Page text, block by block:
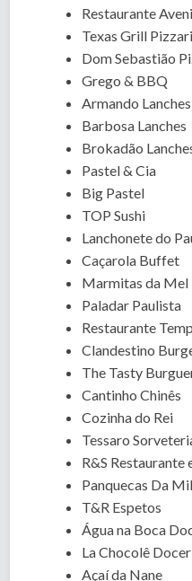
Restaurante
Texas Grill
Dom Sebastião
Grego & BBQ
Armando Lanches
Barbosa Lanches
Brokadão
Pastel & Cia
Big Pastel
TOP Sushi
Lanchonete do
Caçarola Buffet
Marmitas da Mel
Paladar Paulista
Restaurante
Clandestino
The Tasty
Cantinho Chinês
Cozinha do Rei
Tessaro
R&S
Panquecas Da
T&R Espetos
Água na Boca
La Chocolê
Açaí da Nane